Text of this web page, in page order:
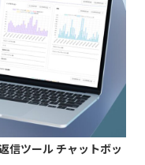
ツール チャットボッ